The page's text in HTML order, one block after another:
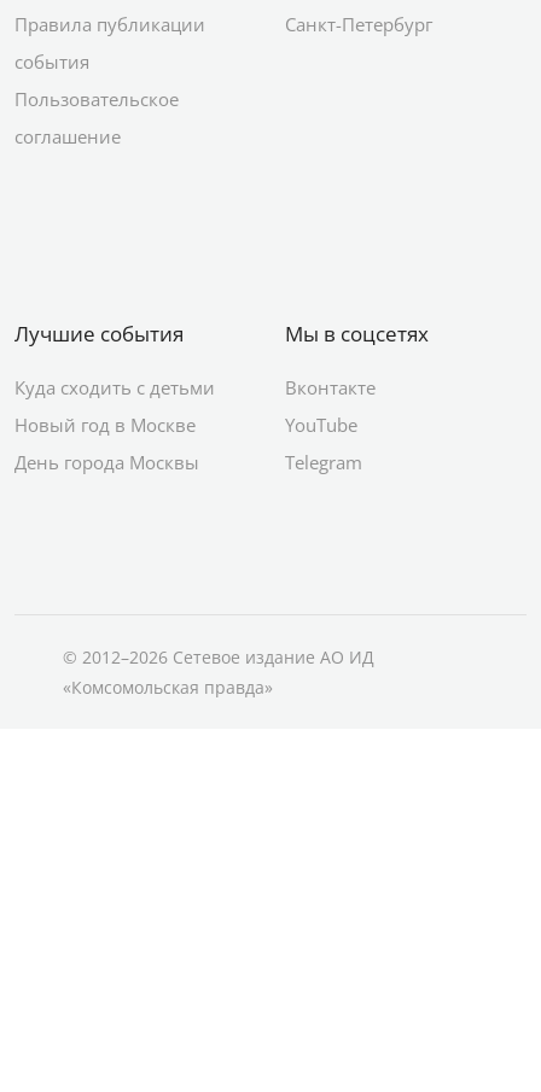
Правила публикации
события
Пользовательское
соглашение
Санкт-Петербург
Лучшие события
Куда сходить с детьми
Новый год в Москве
День города Москвы
Мы в соцсетях
Вконтакте
YouTube
Telegram
© 2012–2026 Сетевое издание АО ИД
«Комсомольская правда»